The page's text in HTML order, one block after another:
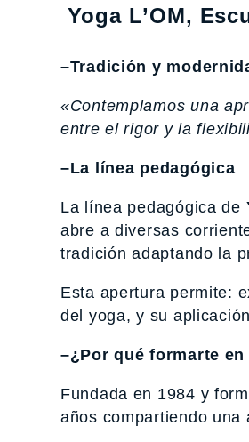
Yoga L’OM,
–Tradición y
«Contemplamos una
entre el rigor y la
–La línea pedagógica
La línea pedagógica de
abre a diversas
tradición adaptando la
Esta apertura permite:
del yoga, y su
–¿Por qué formarte en
Fundada en 1984 y
años compartiendo